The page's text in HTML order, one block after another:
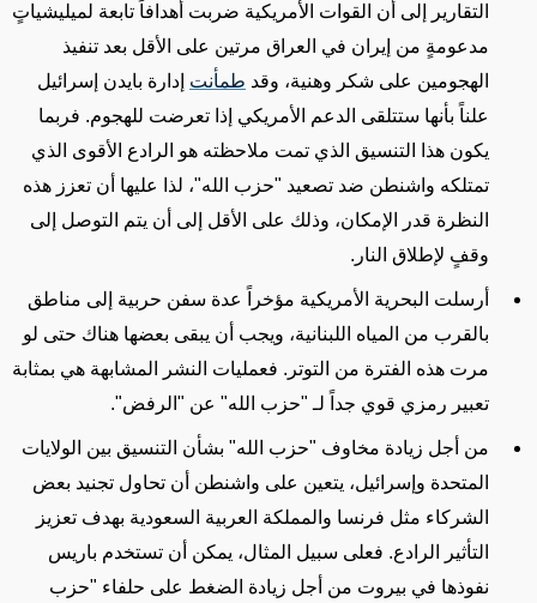
التقارير إلى أن القوات الأمريكية ضربت أهدافاً تابعة لميليشياتٍ
مدعومةٍ من إيران في العراق مرتين على الأقل بعد تنفيذ
الهجومين على شكر وهنية، وقد طمأنت إدارة بايدن إسرائيل
علناً بأنها ستتلقى الدعم الأمريكي إذا تعرضت للهجوم. فربما
يكون هذا التنسيق الذي تمت ملاحظته هو الرادع الأقوى الذي
تمتلكه واشنطن ضد تصعيد "حزب الله"، لذا عليها أن تعزز هذه
النظرة قدر الإمكان، وذلك على الأقل إلى أن يتم التوصل إلى
وقفٍ لإطلاق النار.
أرسلت البحرية الأمريكية مؤخراً عدة سفن حربية إلى مناطق
بالقرب من المياه اللبنانية، ويجب أن يبقى بعضها هناك حتى لو
مرت هذه الفترة من التوتر. فعمليات النشر المشابهة هي بمثابة
تعبير رمزي قوي جداً لـ "حزب الله" عن "الرفض".
من أجل زيادة مخاوف "حزب الله" بشأن التنسيق بين الولايات
المتحدة وإسرائيل، يتعين على واشنطن أن تحاول تجنيد بعض
الشركاء مثل فرنسا والمملكة العربية السعودية بهدف تعزيز
التأثير الرادع. فعلى سبيل المثال، يمكن أن تستخدم باريس
نفوذها في بيروت من أجل زيادة الضغط على حلفاء "حزب